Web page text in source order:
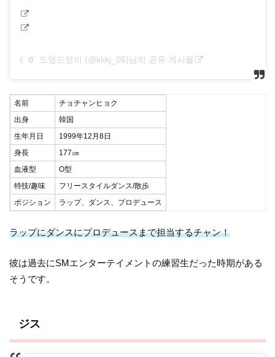
꒰ ˙Ⱉ˙ 도영도영이 (@kkkj_05)님의 공유 게시물
名前
チョチャンヒョク
出身
韓国
生年月日
1999年12月8日
身長
177㎝
血液型
O型
特技/趣味
フリースタイルダンス/散歩
ポジション
ラップ、ダンス、プロデュース
ラップにダンスにプロデュースまで担当するチャン！
彼は過去にSMエンターテイメントの練習生だった時期がある
そうです。
ジス